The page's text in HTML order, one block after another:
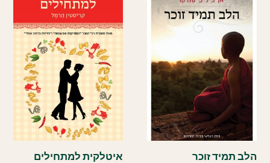
הלב תמיד זוכר איטלקית למתחילים